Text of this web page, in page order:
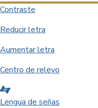
Contraste
Reducir letra
Aumentar letra
Centro de relevo
Lengua de señas